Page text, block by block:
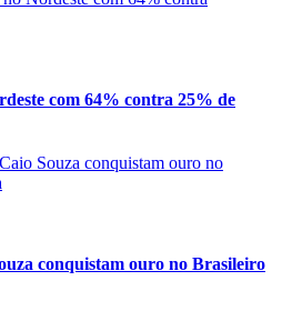
com 64% contra 25% de
conquistam ouro no Brasileiro